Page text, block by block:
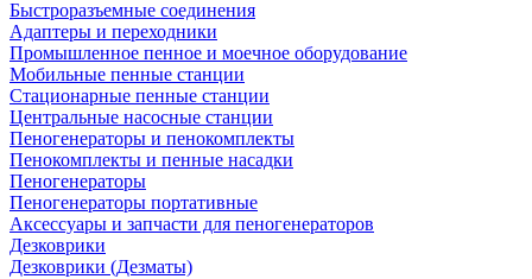
Быстроразъемные соединения
Адаптеры и переходники
Промышленное пенное и моечное оборудование
Мобильные пенные станции
Стационарные пенные станции
Центральные насосные станции
Пеногенераторы и пенокомплекты
Пенокомплекты и пенные насадки
Пеногенераторы
Пеногенераторы портативные
Аксессуары и запчасти для пеногенераторов
Дезковрики
Дезковрики (Дезматы)